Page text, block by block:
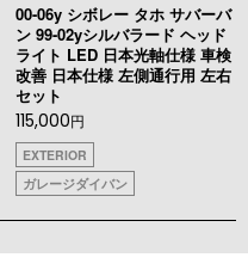
00-06y シボレー タホ サバーバ
ン 99-02yシルバラード ヘッド
ライト LED 日本光軸仕様 車検
改善 日本仕様 左側通行用 左右
セット
115,000円
EXTERIOR
ガレージダイバン